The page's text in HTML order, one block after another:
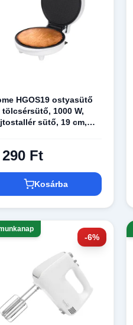
HGOS19 ostyasütő
tölcsérsütő, 1000 W,
sütő, 19 cm,
Ft
Kosárba
-6%